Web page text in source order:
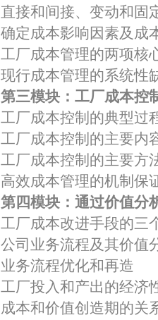
直接和间接、变动和固
确定成本影响因素及成
工厂成本管理的两项核
现行成本管理的系统性
第三模块：工厂成本
工厂成本控制的典型过
工厂成本控制的主要内
工厂成本控制的主要方
高效成本管理的机制
第四模块：通过价值分
工厂成本改进手段的三
公司业务流程及其价值
业务流程优化和再造
工厂投入和产出的经济
成本和价值创造期的关